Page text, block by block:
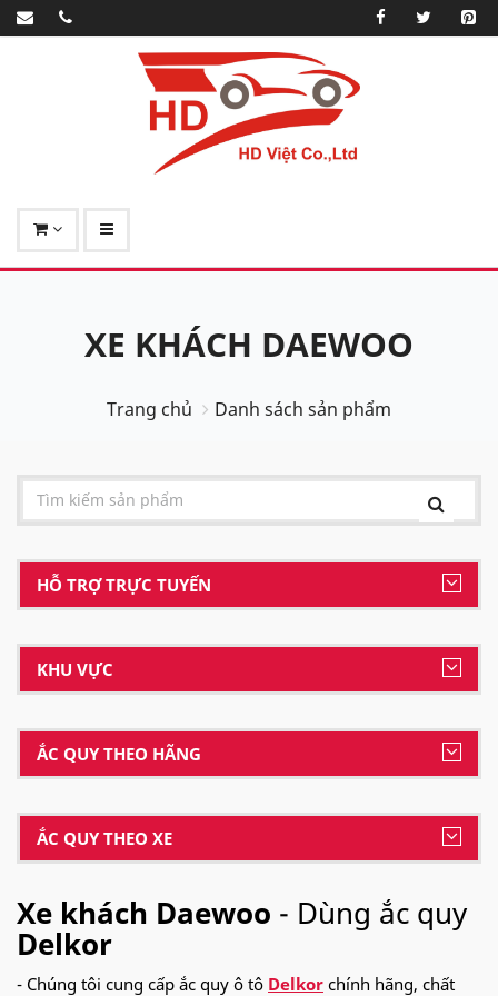
XE KHÁCH DAEWOO
Trang chủ Danh sách sản phẩm
HỖ TRỢ TRỰC TUYẾN
KHU VỰC
ẮC QUY THEO HÃNG
ẮC QUY THEO XE
Xe khách Daewoo - Dùng ắc quy
Delkor
- Chúng tôi cung cấp ắc quy ô tô Delkor chính hãng, chất